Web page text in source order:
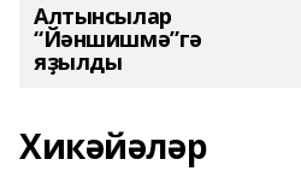
Алтынсылар
“Йәншишмә”гә
яҙылды
Хикәйәләр